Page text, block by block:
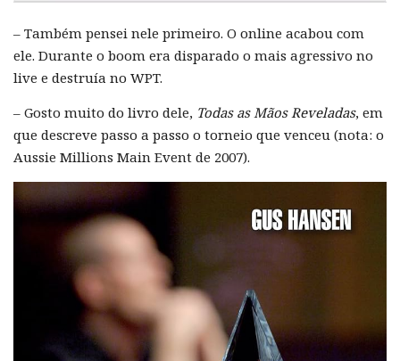
– Também pensei nele primeiro. O online acabou com
ele. Durante o boom era disparado o mais agressivo no
live e destruía no WPT.
– Gosto muito do livro dele, Todas as Mãos Reveladas, em
que descreve passo a passo o torneio que venceu (nota: o
Aussie Millions Main Event de 2007).